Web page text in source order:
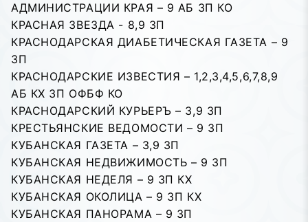
АДМИНИСТРАЦИИ КРАЯ – 9 АБ ЗП КО
КРАСНАЯ ЗВЕЗДА - 8,9 ЗП
КРАСНОДАРСКАЯ ДИАБЕТИЧЕСКАЯ ГАЗЕТА – 9
ЗП
КРАСНОДАРСКИЕ ИЗВЕСТИЯ – 1,2,3,4,5,6,7,8,9
АБ КХ ЗП ОФБФ КО
КРАСНОДАРСКИЙ КУРЬЕРЪ – 3,9 ЗП
КРЕСТЬЯНСКИЕ ВЕДОМОСТИ – 9 ЗП
КУБАНСКАЯ ГАЗЕТА – 3,9 ЗП
КУБАНСКАЯ НЕДВИЖИМОСТЬ – 9 ЗП
КУБАНСКАЯ НЕДЕЛЯ – 9 ЗП КХ
КУБАНСКАЯ ОКОЛИЦА – 9 ЗП КХ
КУБАНСКАЯ ПАНОРАМА – 9 ЗП